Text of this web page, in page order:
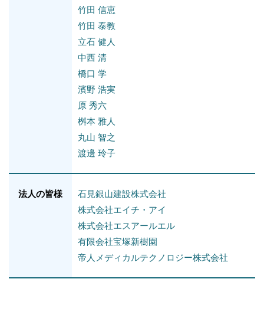
竹田 信恵
竹田 泰教
立石 健人
中西 清
橋口 学
濱野 浩実
原 秀六
桝本 雅人
丸山 智之
渡邊 玲子
法人の皆様
石見銀山建設株式会社
株式会社エイチ・アイ
株式会社エスアールエル
有限会社宝塚新樹園
帝人メディカルテクノロジー株式会社